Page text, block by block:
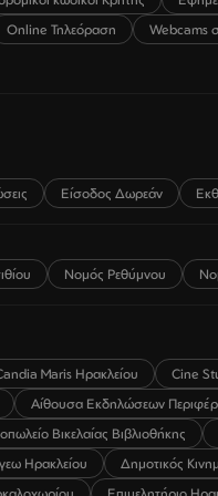
Online Τηλεόραση Webcams
Είσοδος Δωρεάν
Νομός Ρεθύμνου
Maris Ηρακλείου Cine
Αίθουσα Εκδηλώσεων
Βικελαίας Βιβλιοθήκης
Ηρακλείου
Δημοτικός